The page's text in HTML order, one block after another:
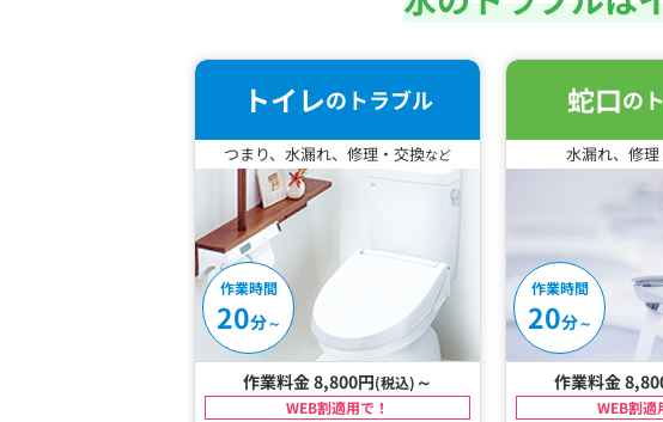
トイレのトラブル
つまり、水漏れ、修理・交換など
作業時間
20分～
作業料金 8,800円(税込) ～
WEB割適用で！
蛇口の
水漏れ、修
作業時間
20分～
作業料金
WEB割適